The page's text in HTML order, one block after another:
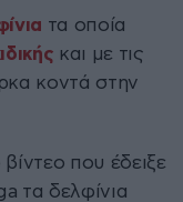
τα οποία
και με τις
κοντά στην
που έδειξε
τα δελφίνια